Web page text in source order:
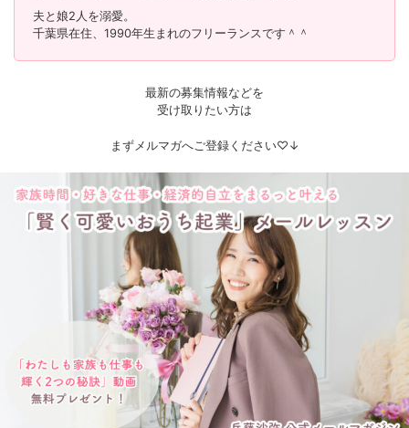
夫と娘2人を溺愛。
千葉県在住、1990年生まれのフリーランスです＾＾
最新の募集情報などを
受け取りたい方は
まずメルマガへご登録ください♡↓